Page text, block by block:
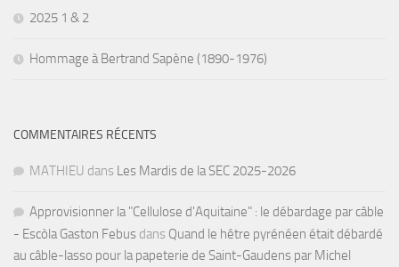
2025 1 & 2
Hommage à Bertrand Sapène (1890-1976)
COMMENTAIRES RÉCENTS
MATHIEU dans Les Mardis de la SEC 2025-2026
Approvisionner la "Cellulose d'Aquitaine" : le débardage par câble
- Escòla Gaston Febus dans Quand le hêtre pyrénéen était débardé
au câble-lasso pour la papeterie de Saint-Gaudens par Michel